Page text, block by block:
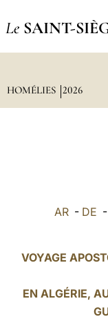
Le SAINT-
HOMÉLIES 2026
AR - DE -
VOYAGE
EN ALGÉRIE,